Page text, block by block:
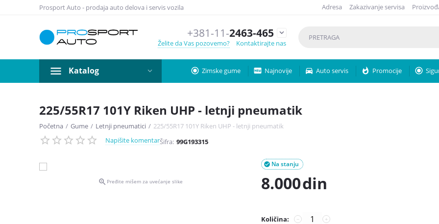
Prosport Auto - prodaja auto delova i servis vozila Adresa Zakazivanje servisa
+381-11-2463-465

Želite da Vas pozovemo?
Kontaktirajte nas
Katalog radio_button_checked Zimske gume fiber_new Najnovije directions_car Auto servis whatshot Promocije radio_button_checked
225/55R17 101Y Riken UHP - letnji pneumatik
Početna / Gume / Letnji pneumatici / 225/55R17 101Y Riken UHP - letnji pneumatik
Napišite komentarŠifra: 99G193315
 Pređite mišem za uvećanje slike
Na stanju

8.000din
Količina: +
−